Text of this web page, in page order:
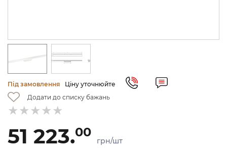
Під замовлення
Ціну уточнюйте
Додати до списку бажань
51 223.00
грн/шт